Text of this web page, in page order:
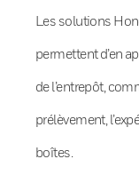
Les solutions
permettent d’en
de l’entrepôt,
prélèvement,
boîtes.